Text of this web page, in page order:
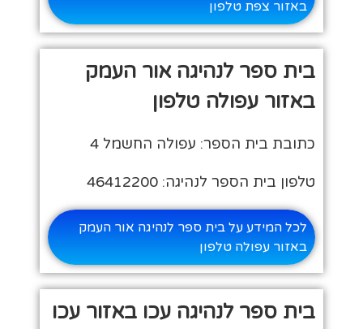
באזור צפת טלפון
בית ספר לנהיגה אור העמק
באזור עפולה טלפון
כתובת בית הספר: עפולה החשמל 4
טלפון בית הספר לנהיגה: 46412200
לכל המידע על בית ספר לנהיגה אור העמק
באזור עפולה טלפון
בית ספר לנהיגה עכו באזור עכו